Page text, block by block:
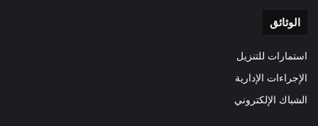
الوثائق
استمارات للتنزيل
الإجراءات الإدارية
الشباك الإلكتروني